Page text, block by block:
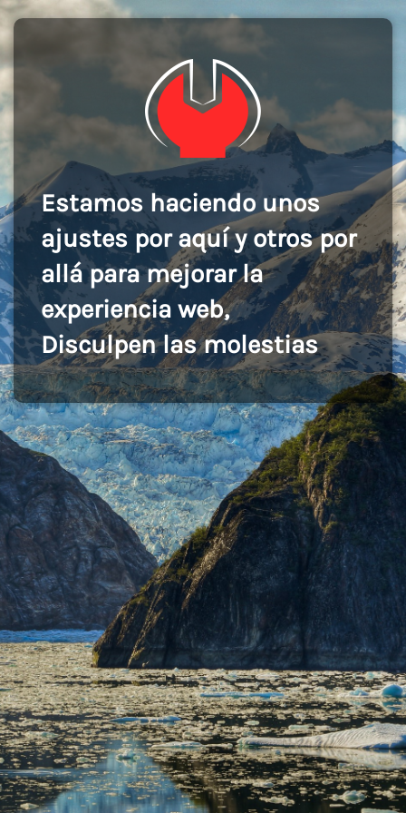
Estamos haciendo unos
ajustes por aquí y otros por
allá para mejorar la
experiencia web,
Disculpen las molestias